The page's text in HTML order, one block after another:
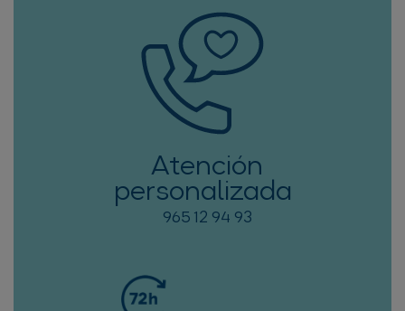
Atención
personalizada
965 12 94 93